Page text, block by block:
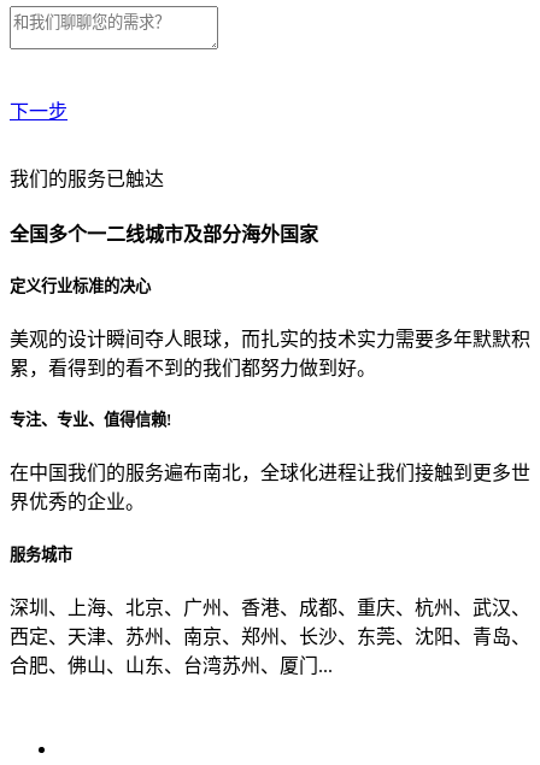
下一步
贵公司预算范围是？
贵公司的团队规模是？
目前主要的营销渠道是？
我们的服务已触达
全国多个一二线城市及部分海外国家
定义行业标准的决心
美观的设计瞬间夺人眼球，而扎实的技术实力需要多年默默积
累，看得到的看不到的我们都努力做到好。
专注、专业、值得信赖!
在中国我们的服务遍布南北，全球化进程让我们接触到更多世
界优秀的企业。
服务城市
深圳、上海、北京、广州、香港、成都、重庆、杭州、武汉、
西定、天津、苏州、南京、郑州、长沙、东莞、沈阳、青岛、
合肥、佛山、山东、台湾苏州、厦门...